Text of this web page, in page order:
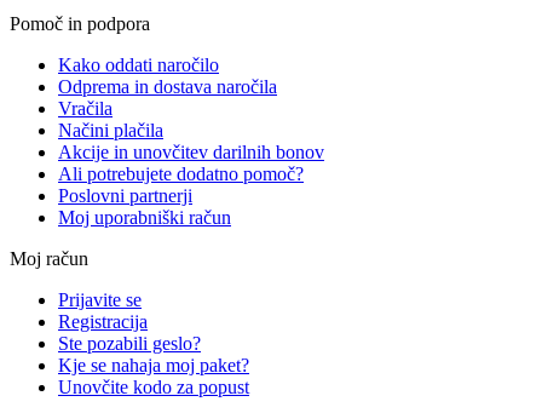
Pomoč in podpora
Kako oddati naročilo
Odprema in dostava naročila
Vračila
Načini plačila
Akcije in unovčitev darilnih bonov
Ali potrebujete dodatno pomoč?
Poslovni partnerji
Moj uporabniški račun
Moj račun
Prijavite se
Registracija
Ste pozabili geslo?
Kje se nahaja moj paket?
Unovčite kodo za popust